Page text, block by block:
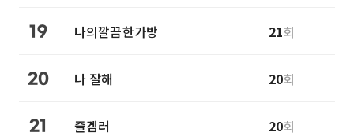
19 나의깔끔한가방 21회
20 나 잘해 20회
21 즐겜러 20회